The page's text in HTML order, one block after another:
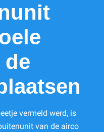
de
vermeld werd, is
van de airco